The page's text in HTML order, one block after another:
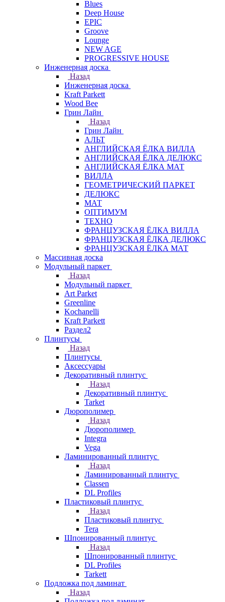
Blues
Deep House
EPIC
Groove
Lounge
NEW AGE
PROGRESSIVE HOUSE
Инженерная доска
Назад
Инженерная доска
Kraft Parkett
Wood Bee
Грин Лайн
Назад
Грин Лайн
АЛЬТ
АНГЛИЙСКАЯ ЁЛКА ВИЛЛА
АНГЛИЙСКАЯ ЁЛКА ДЕЛЮКС
АНГЛИЙСКАЯ ЁЛКА МАТ
ВИЛЛА
ГЕОМЕТРИЧЕСКИЙ ПАРКЕТ
ДЕЛЮКС
МАТ
ОПТИМУМ
ТЕХНО
ФРАНЦУЗСКАЯ ЁЛКА ВИЛЛА
ФРАНЦУЗСКАЯ ЁЛКА ДЕЛЮКС
ФРАНЦУЗСКАЯ ЁЛКА МАТ
Массивная доска
Модульный паркет
Назад
Модульный паркет
Art Parket
Greenline
Kochanelli
Kraft Parkett
Раздел2
Плинтусы
Назад
Плинтусы
Аксессуары
Декоративный плинтус
Назад
Декоративный плинтус
Tarket
Дюрополимер
Назад
Дюрополимер
Integra
Vega
Ламинированный плинтус
Назад
Ламинированный плинтус
Classen
DL Profiles
Пластиковый плинтус
Назад
Пластиковый плинтус
Tera
Шпонированный плинтус
Назад
Шпонированный плинтус
DL Profiles
Tarkett
Подложка под ламинат
Назад